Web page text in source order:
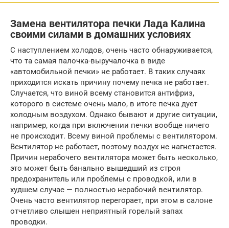
Замена вентилятора печки Лада Калина
своими силами в домашних условиях
С наступлением холодов, очень часто обнаруживается,
что та самая палочка-выручалочка в виде
«автомобильной печки» не работает. В таких случаях
приходится искать причину почему печка не работает.
Случается, что виной всему становится антифриз,
которого в системе очень мало, в итоге печка дует
холодным воздухом. Однако бывают и другие ситуации,
например, когда при включении печки вообще ничего
не происходит. Всему виной проблемы с вентилятором.
Вентилятор не работает, поэтому воздух не нагнетается.
Причин нерабочего вентилятора может быть несколько,
это может быть банально вышедший из строя
предохранитель или проблемы с проводкой, или в
худшем случае — полностью нерабочий вентилятор.
Очень часто вентилятор перегорает, при этом в салоне
отчетливо слышен неприятный горелый запах
проводки.